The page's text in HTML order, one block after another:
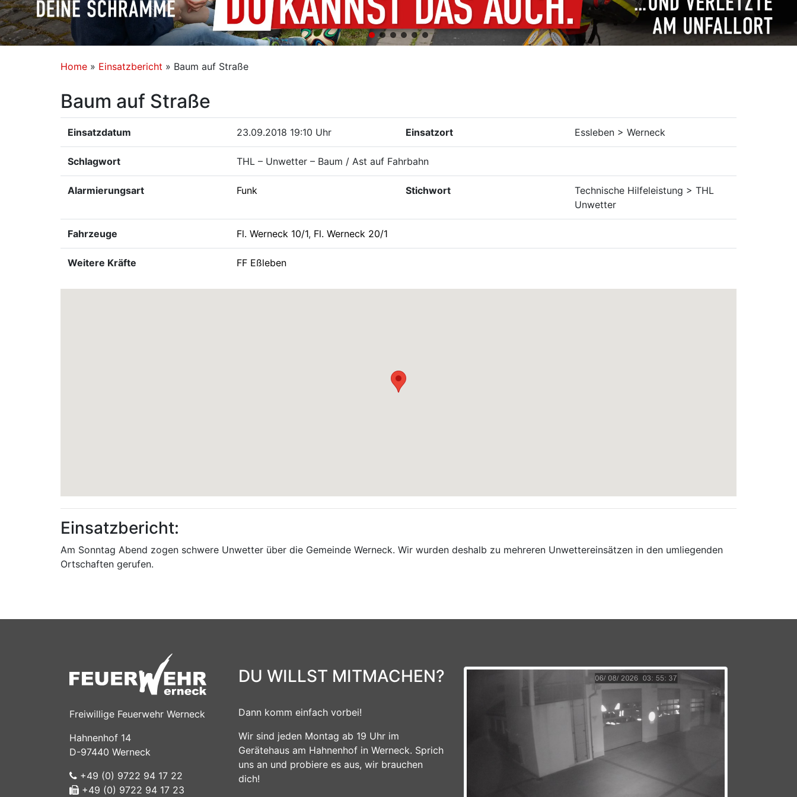
Home » Einsatzbericht » Baum auf Straße
Baum auf Straße
Einsatzdatum 23.09.2018 19:10 Uhr Einsatzort Essleben > Werneck
Schlagwort THL – Unwetter – Baum / Ast auf Fahrbahn
Alarmierungsart Funk Stichwort
Technische Hilfeleistung > THL
Unwetter
Fahrzeuge Fl. Werneck 10/1, Fl. Werneck 20/1
Weitere Kräfte FF Eßleben
Einsatzbericht:
Am Sonntag Abend zogen schwere Unwetter über die Gemeinde Werneck. Wir wurden deshalb zu mehreren Unwettereinsätzen in den umliegenden
Ortschaften gerufen.
Freiwillige Feuerwehr Werneck
Hahnenhof 14
D-97440 Werneck
+49 (0) 9722 94 17 22
+49 (0) 9722 94 17 23
DU WILLST MITMACHEN?
Dann komm einfach vorbei!
Wir sind jeden Montag ab 19 Uhr im
Gerätehaus am Hahnenhof in Werneck. Sprich
uns an und probiere es aus, wir brauchen
dich!